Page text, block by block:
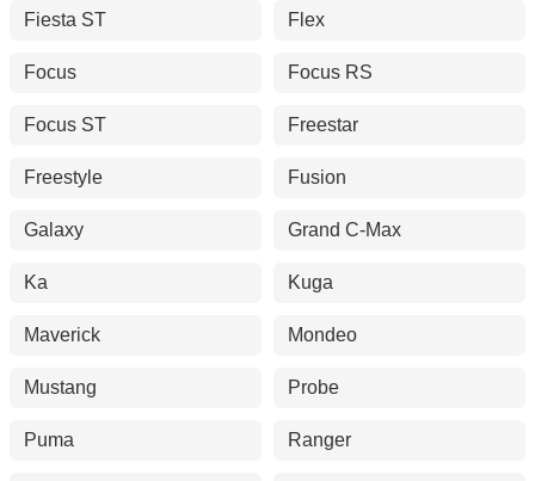
Fiesta ST Flex
Focus Focus RS
Focus ST Freestar
Freestyle Fusion
Galaxy Grand C-Max
Ka Kuga
Maverick Mondeo
Mustang Probe
Puma Ranger